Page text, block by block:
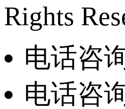
Rights
电话咨
电话咨